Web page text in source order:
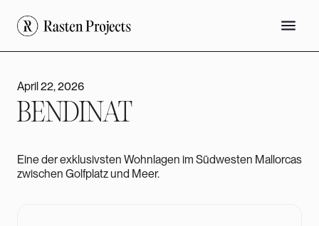
April 22, 2026
BENDINAT
Eine der exklusivsten Wohnlagen im Südwesten Mallorcas
zwischen Golfplatz und Meer.